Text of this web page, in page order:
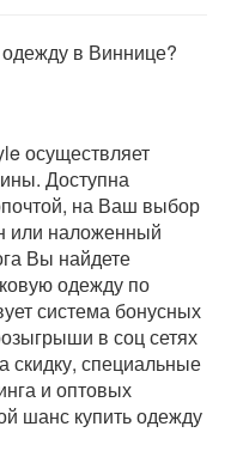
в Виннице?
осуществляет
Доступна
на Ваш выбор
или наложенный
Вы найдете
одежду по
система бонусных
в соц сетях
скидку, специальные
и оптовых
шанс купить одежду